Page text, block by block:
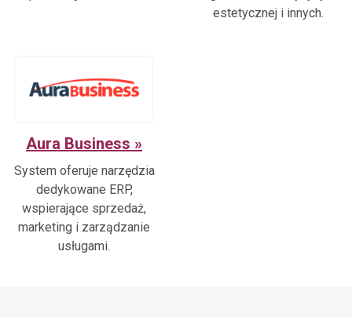
estetycznej i innych.
Aura Business
System oferuje narzędzia
dedykowane ERP,
wspierające sprzedaż,
marketing i zarządzanie
usługami.